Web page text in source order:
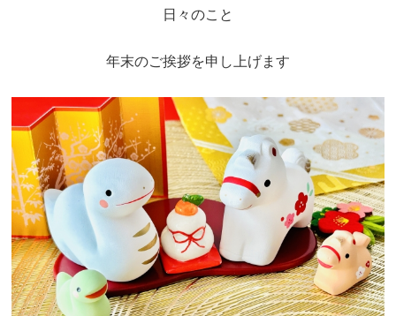
女性特有の症状
四十肩・五十肩
寝違え
骨盤矯正
鍼灸・美容鍼灸
猫背矯正・姿勢改善
日々のこと
年末のご挨拶を申し上げます